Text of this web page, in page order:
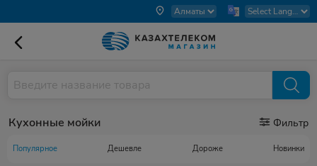
Кухонные мойки Фильтр
Популярное Дешевле Дороже Новинки